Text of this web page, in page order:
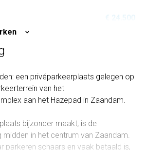
€ 24.500
een privéparkeerplaats gelegen op
van het
aan het Hazepad in Zaandam.
bijzonder maakt, is de
midden in het centrum van Zaandam.
parkeren schaars en vaak betaald is,